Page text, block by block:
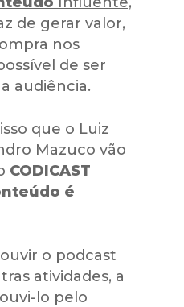
de gerar valor,
nos
de ser
audiência.
que o Luiz
Mazuco vão
CODICAST
é
o podcast
atividades, a
lo pelo